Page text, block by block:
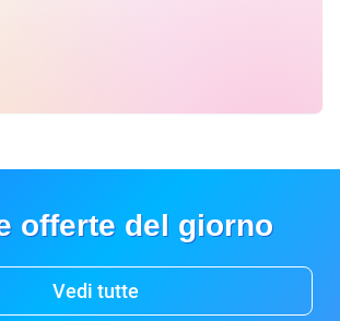
offerte del giorno
Vedi tutte